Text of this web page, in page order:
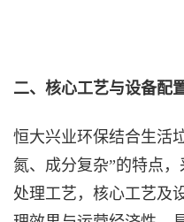
二、核心工艺与设备配
恒大兴业环保结合生活
氮、成分复杂”的特点
处理工艺，核心工艺及